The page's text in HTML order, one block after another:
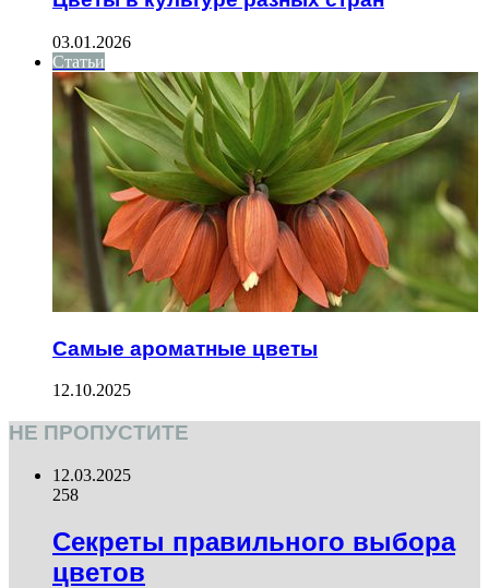
03.01.2026
Статьи
Самые ароматные цветы
12.10.2025
НЕ ПРОПУСТИТЕ
12.03.2025
258
Секреты правильного выбора
цветов